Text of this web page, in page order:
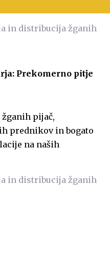
Prekomerno pitje
pijač,
prednikov in bogato
na naših